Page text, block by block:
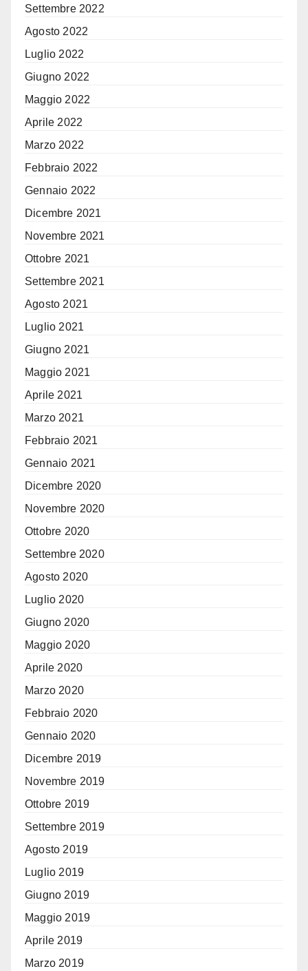
Settembre 2022
Agosto 2022
Luglio 2022
Giugno 2022
Maggio 2022
Aprile 2022
Marzo 2022
Febbraio 2022
Gennaio 2022
Dicembre 2021
Novembre 2021
Ottobre 2021
Settembre 2021
Agosto 2021
Luglio 2021
Giugno 2021
Maggio 2021
Aprile 2021
Marzo 2021
Febbraio 2021
Gennaio 2021
Dicembre 2020
Novembre 2020
Ottobre 2020
Settembre 2020
Agosto 2020
Luglio 2020
Giugno 2020
Maggio 2020
Aprile 2020
Marzo 2020
Febbraio 2020
Gennaio 2020
Dicembre 2019
Novembre 2019
Ottobre 2019
Settembre 2019
Agosto 2019
Luglio 2019
Giugno 2019
Maggio 2019
Aprile 2019
Marzo 2019